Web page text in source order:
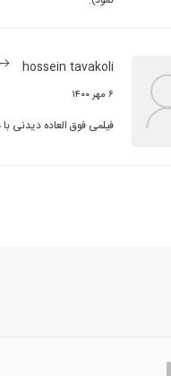
hossein tavakoli
۶ مهر ۱۴۰۰
فیلمی فوق العاده دیدنی